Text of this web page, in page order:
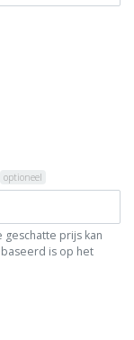
optioneel
prijs kan
is op het